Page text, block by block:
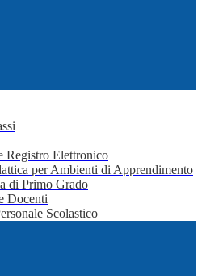
Registro Elettronico
per Ambienti di Apprendimento
di Primo Grado
Docenti
Scolastico